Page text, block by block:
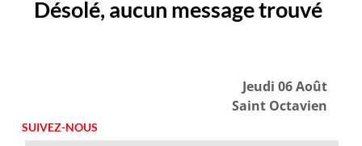
Désolé, aucun message trouvé
Jeudi 06 Août
Saint Octavien
SUIVEZ-NOUS